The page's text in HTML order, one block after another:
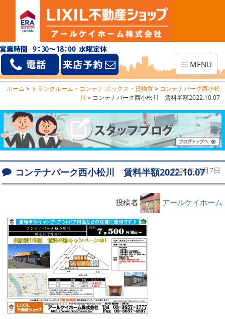
Toggle
navigation
MENU
ホーム > トランクルーム・コンテナ ボックス・貸物置> コンテナパーク西小松
川 > コンテナパーク西小松川 賃料半額2022.10.07
コンテナパーク西小松川 賃料半額2022.10.07
2022年10月7日
投稿者 アールケイホーム